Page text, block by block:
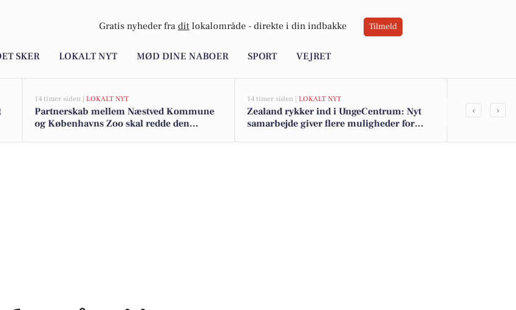
Gratis nyheder fra dit lokalområde - direkte i din indbakke Tilmeld
SKER LOKALT NYT MØD DINE NABOER SPORT VEJRET
14 timer siden | LOKALT NYT
Partnerskab mellem Næstved Kommune
og Københavns Zoo skal redde den
14 timer siden | LOKALT NYT
Zealand rykker ind i UngeCentrum: Nyt
samarbejde giver flere muligheder for
Stille
‹ ›
får nyt liv med boliger, hotel og miljøinvesteringer